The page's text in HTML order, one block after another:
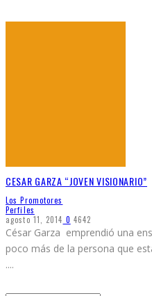
CESAR GARZA “JOVEN VISIONARIO”
Los Promotores
Perfiles
agosto 11, 2014 0 4642
César Garza emprendió una
poco más de la persona que
....